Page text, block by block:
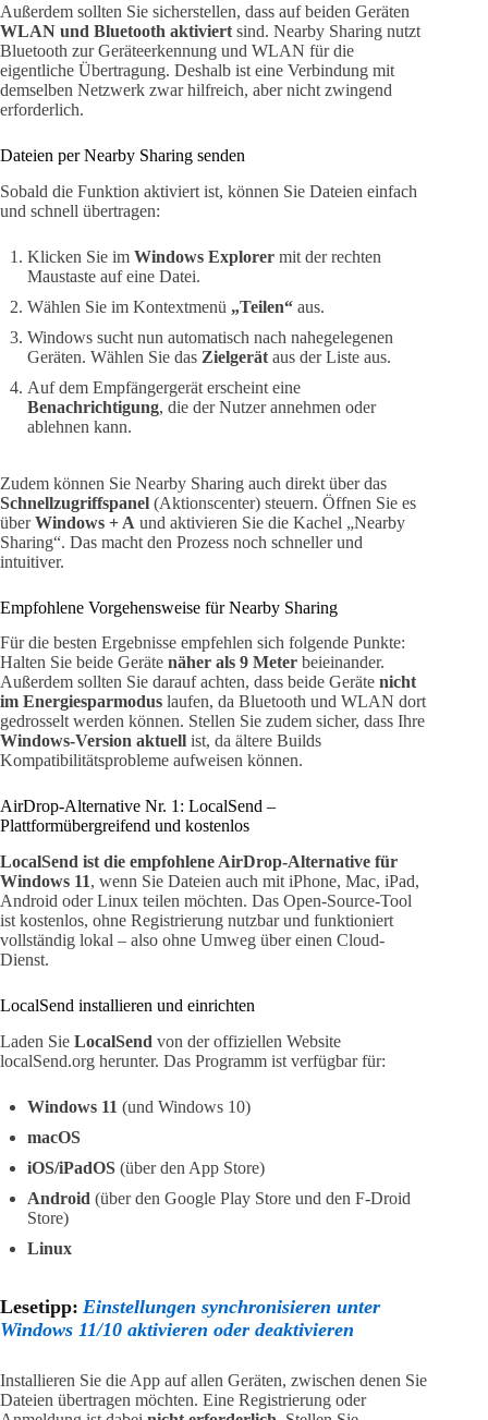
Außerdem sollten Sie sicherstellen, dass auf beiden Geräten
WLAN und Bluetooth aktiviert sind. Nearby Sharing nutzt
Bluetooth zur Geräteerkennung und WLAN für die
eigentliche Übertragung. Deshalb ist eine Verbindung mit
demselben Netzwerk zwar hilfreich, aber nicht zwingend
erforderlich.
Dateien per Nearby Sharing senden
Sobald die Funktion aktiviert ist, können Sie Dateien einfach
und schnell übertragen:
Klicken Sie im Windows Explorer mit der rechten
Maustaste auf eine Datei.
Wählen Sie im Kontextmenü „Teilen“ aus.
Windows sucht nun automatisch nach nahegelegenen
Geräten. Wählen Sie das Zielgerät aus der Liste aus.
Auf dem Empfängergerät erscheint eine
Benachrichtigung, die der Nutzer annehmen oder
ablehnen kann.
Zudem können Sie Nearby Sharing auch direkt über das
Schnellzugriffspanel (Aktionscenter) steuern. Öffnen Sie es
überWindows + A und aktivieren Sie die Kachel „Nearby
Sharing“. Das macht den Prozess noch schneller und
intuitiver.
Empfohlene Vorgehensweise für Nearby Sharing
Für die besten Ergebnisse empfehlen sich folgende Punkte:
Halten Sie beide Geräte näher als 9 Meter beieinander.
Außerdem sollten Sie darauf achten, dass beide Geräte nicht
im Energiesparmodus laufen, da Bluetooth und WLAN dort
gedrosselt werden können. Stellen Sie zudem sicher, dass Ihre
Windows-Version aktuell ist, da ältere Builds
Kompatibilitätsprobleme aufweisen können.
AirDrop-Alternative Nr. 1: LocalSend –
Plattformübergreifend und kostenlos
LocalSend ist die empfohlene AirDrop-Alternative für
Windows 11, wenn Sie Dateien auch mit iPhone, Mac, iPad,
Android oder Linux teilen möchten. Das Open-Source-Tool
ist kostenlos, ohne Registrierung nutzbar und funktioniert
vollständig lokal – also ohne Umweg über einen Cloud-
Dienst.
LocalSend installieren und einrichten
Laden Sie LocalSend von der offiziellen Website
localSend.org herunter. Das Programm ist verfügbar für:
Windows 11 (und Windows 10)
macOS
iOS/iPadOS (über den App Store)
Android (über den Google Play Store und den F-Droid
Store)
Linux
Lesetipp: Einstellungen synchronisieren unter
Windows 11/10 aktivieren oder deaktivieren
Installieren Sie die App auf allen Geräten, zwischen denen Sie
Dateien übertragen möchten. Eine Registrierung oder